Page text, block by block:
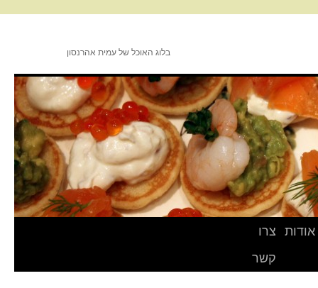
בלוג האוכל של עמית אהרנסון
אודות
צרו
קשר